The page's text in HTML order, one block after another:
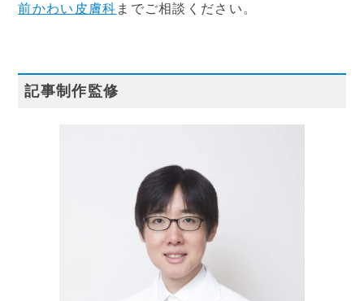
前かわい皮膚科 までご相談ください。
記事制作監修